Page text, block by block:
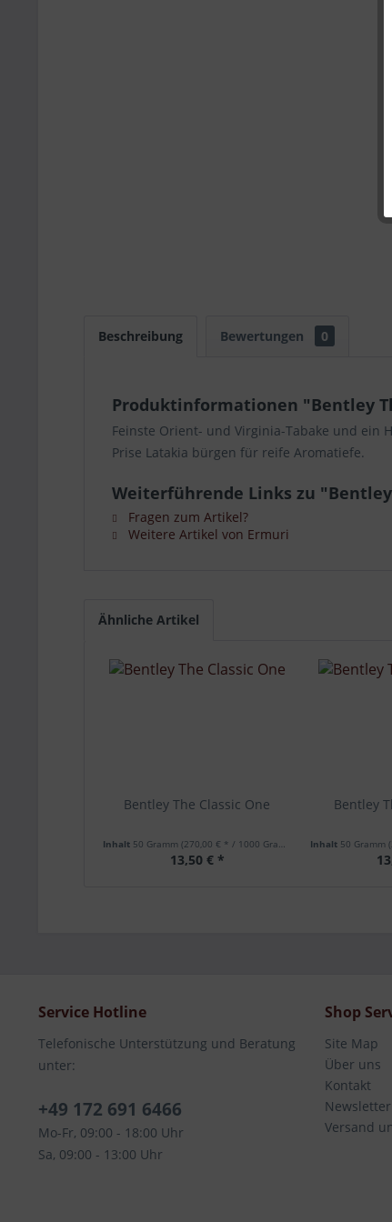
Beschreibung Bewertungen 0
Produktinformationen "Bentley
Feinste Orient- und Virginia-Tabake und ein
Prise Latakia bürgen für reife Aromatiefe.
Weiterführende Links zu
Fragen zum Artikel?
Weitere Artikel von Ermuri
Ähnliche Artikel
Bentley The Classic One
Inhalt 50 Gramm (270,00 € * / 1000 Gramm)
13,50 € *
Bentley
Inhalt 50 Gramm
Service Hotline
Telefonische Unterstützung und Beratung
unter:
+49 172 691 6466
Mo-Fr, 09:00 - 18:00 Uhr
Sa, 09:00 - 13:00 Uhr
Shop
Site Map
Über uns
Kontakt
Newsletter
Versand